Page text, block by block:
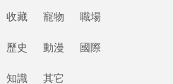
收藏 寵物 職場
歷史 動漫 國際
知識 其它